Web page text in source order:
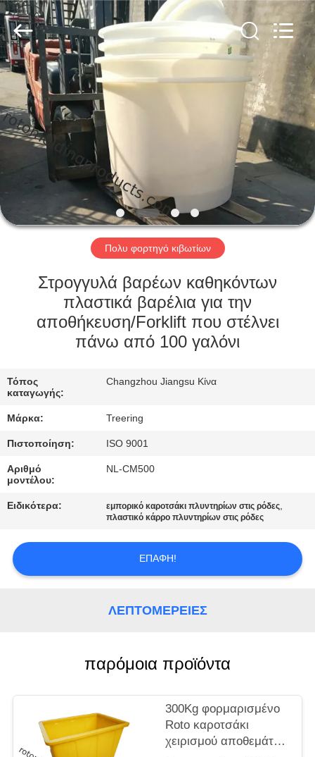
ΣΠΊΤΙ
ΠΡΟΪΌΝΤΑ
ΒΊΝΤΕΟ
ΠΕΡΊΠΟΥ
ΕΜΕΊΣ
ΓΎΡΟΣ
ΕΡΓΟΣΤΑΣΊΩΝ
ΠΟΙΟΤΙΚΌΣ
ΜΑΣ
ΕΛΆΤΕ
ΕΠΑΦΉ
ΜΕ
ΖΗΤΉΣΤΕ
ΈΝΑ
Treering
Plastics
CO.,
ltd.
All
Rights
Reserved.
Πολυ φορτηγό κιβωτίων
Στρογγυλά βαρέων καθηκόντων
πλαστικά βαρέλια για την
αποθήκευση/Forklift που στέλνει
πάνω από 100 γαλόνι
Τόπος
καταγωγής:
Changzhou Jiangsu Κίνα
Μάρκα: Treering
Πιστοποίηση: ISO 9001
Αριθμό
μοντέλου:
NL-CM500
Ειδικότερα: εμπορικό καροτσάκι πλυντηρίων στις ρόδες,
πλαστικό κάρρο πλυντηρίων στις ρόδες
ΕΠΑΦΉ!
ΛΕΠΤΟΜΈΡΕΙΕΣ
παρόμοια προϊόντα
300Kg φορμαρισμένο
Roto καροτσάκι
χειρισμού αποθεμάτων